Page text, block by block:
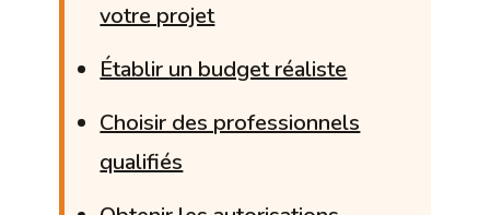
votre projet
Établir un budget réaliste
Choisir des professionnels
qualifiés